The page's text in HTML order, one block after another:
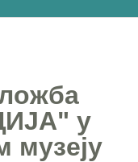
у
музеју